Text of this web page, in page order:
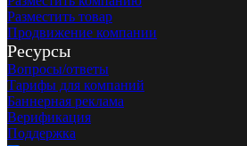
Разместить товар
Продвижение компании
Ресурсы
Вопросы/ответы
Тарифы для компаний
Баннерная реклама
Верификация
Поддержка